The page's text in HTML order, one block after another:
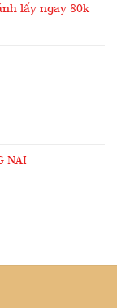
lấy ngay 80k
NAI